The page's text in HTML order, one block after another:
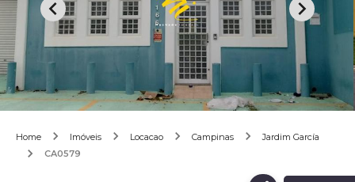
Home Imóveis Locacao Campinas
Jardim García
CA0579